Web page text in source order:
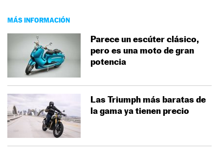
MÁS INFORMACIÓN
Parece un escúter clásico,
pero es una moto de gran
potencia
Las Triumph más baratas de
la gama ya tienen precio